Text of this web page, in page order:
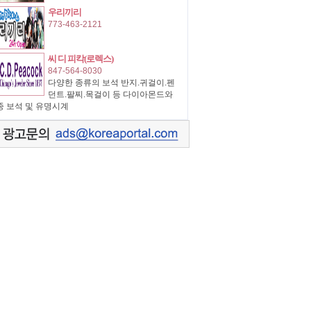
우리끼리
773-463-2121
씨 디 피칵(로렉스)
847-564-8030
다양한 종류의 보석 반지.귀걸이.펜
던트.팔찌.목걸이 등 다이아몬드와
보석 및 유명시계